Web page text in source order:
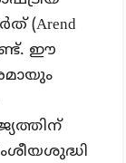
(Arend
ഈ